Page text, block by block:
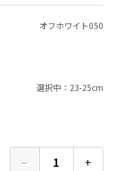
オフホワイト050
選択中：23-25cm
− 1 +